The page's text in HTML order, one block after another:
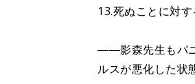
13.死ぬことに対
――影森先生もパ
ルスが悪化した状